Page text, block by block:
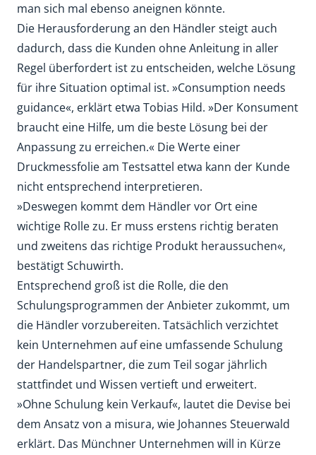
man sich mal ebenso aneignen könnte.
Die Herausforderung an den Händler steigt auch
dadurch, dass die Kunden ohne Anleitung in aller
Regel überfordert ist zu entscheiden, welche Lösung
für ihre Situation optimal ist. »Consumption needs
guidance«, erklärt etwa Tobias Hild. »Der Konsument
braucht eine Hilfe, um die beste Lösung bei der
Anpassung zu erreichen.« Die Werte einer
Druckmess­folie am Testsattel etwa kann der Kunde
nicht entsprechend interpretieren.
»Deswegen kommt dem Händler vor Ort eine
wichtige Rolle zu. Er muss erstens richtig beraten
und zweitens das richtige Produkt heraussuchen«,
bestätigt Schuwirth.
Entsprechend groß ist die Rolle, die den
Schulungsprogrammen der Anbieter zukommt, um
die Händler vorzubereiten. Tatsächlich verzichtet
kein Unternehmen auf eine umfassende Schulung
der Handelspartner, die zum Teil sogar jährlich
stattfindet und Wissen vertieft und erweitert.
»Ohne Schulung kein Verkauf«, lautet die Devise bei
dem Ansatz von a misura, wie Johannes Steuerwald
erklärt. Das Münchner Unternehmen will in Kürze